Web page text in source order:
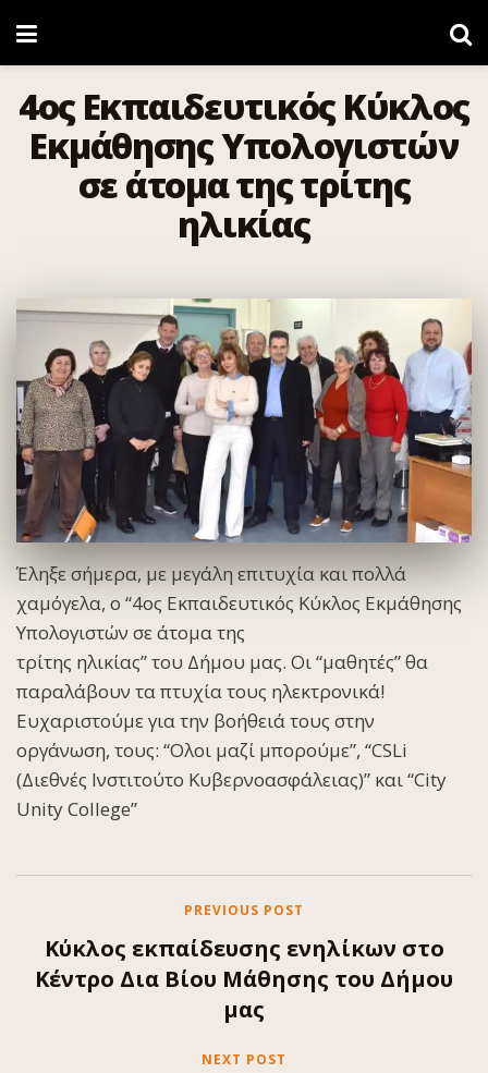
4ος Εκπαιδευτικός Κύκλος
Εκμάθησης Υπολογιστών
σε άτομα της τρίτης
ηλικίας
Έληξε σήμερα, με μεγάλη επιτυχία και πολλά
χαμόγελα, ο “4ος Εκπαιδευτικός Κύκλος Εκμάθησης
Υπολογιστών σε άτομα της
τρίτης ηλικίας” του Δήμου μας. Οι “μαθητές” θα
παραλάβουν τα πτυχία τους ηλεκτρονικά!
Ευχαριστούμε για την βοήθειά τους στην
οργάνωση, τους: “Ολοι μαζί μπορούμε”, “CSLi
(Διεθνές Ινστιτούτο Κυβερνοασφάλειας)” και “City
Unity College”
PREVIOUS POST
Κύκλος εκπαίδευσης ενηλίκων στο
Κέντρο Δια Βίου Μάθησης του Δήμου
μας
NEXT POST